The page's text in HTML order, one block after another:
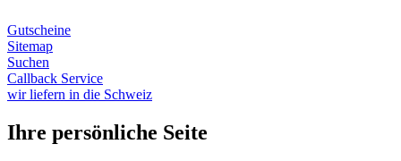
Gutscheine
Sitemap
Suchen
Callback Service
wir liefern in die Schweiz
Ihre persönliche Seite